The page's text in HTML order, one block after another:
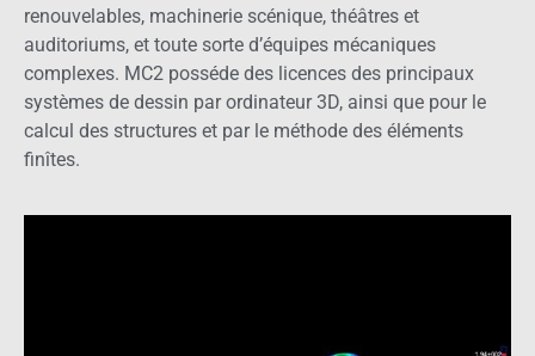
renouvelables, machinerie scénique, théâtres et
auditoriums, et toute sorte d’équipes mécaniques
complexes. MC2 posséde des licences des principaux
systèmes de dessin par ordinateur 3D, ainsi que pour le
calcul des structures et par le méthode des éléments
finîtes.